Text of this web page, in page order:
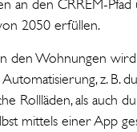
an den CRREM-Pfad
2050 erfüllen.
den Wohnungen wird
z. B.
Rollläden, als auch
mittels einer App